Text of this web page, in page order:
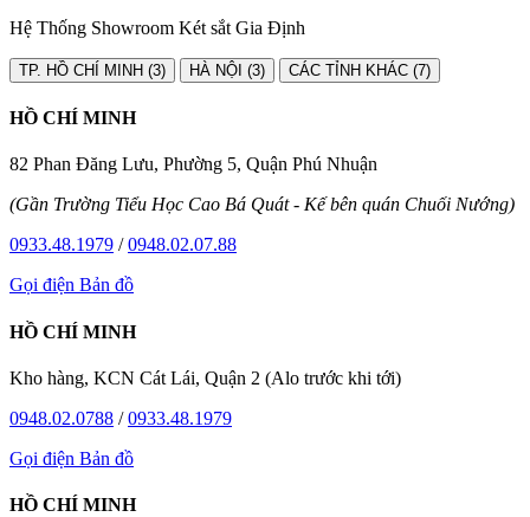
Hệ Thống Showroom Két sắt Gia Định
TP. HỒ CHÍ MINH (3) HÀ NỘI (3) CÁC TỈNH KHÁC (7)
HỒ CHÍ MINH
82 Phan Đăng Lưu, Phường 5, Quận Phú Nhuận
(Gần Trường Tiểu Học Cao Bá Quát - Kế bên quán Chuối Nướng)
0933.48.1979 /0948.02.07.88
Gọi điện Bản đồ
HỒ CHÍ MINH
Kho hàng, KCN Cát Lái, Quận 2 (Alo trước khi tới)
0948.02.0788 /0933.48.1979
Gọi điện Bản đồ
HỒ CHÍ MINH